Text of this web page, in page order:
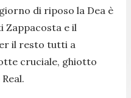
di riposo la Dea è
Zappacosta e il
il resto tutti a
cruciale, ghiotto
Real.